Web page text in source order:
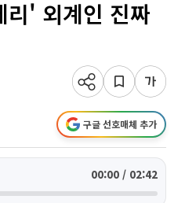
리' 외계인 진짜
구글 선호매체 추가
00:00 / 02:42